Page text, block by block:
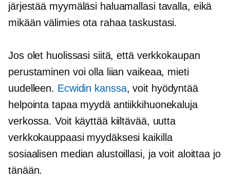
järjestää myymäläsi haluamallasi tavalla, eikä
mikään välimies ota rahaa taskustasi.
Jos olet huolissasi siitä, että verkkokaupan
perustaminen voi olla liian vaikeaa, mieti
uudelleen. Ecwidin kanssa, voit hyödyntää
helpointa tapaa myydä antiikkihuonekaluja
verkossa. Voit käyttää kiiltävää, uutta
verkkokauppaasi myydäksesi kaikilla
sosiaalisen median alustoillasi, ja voit aloittaa jo
tänään.